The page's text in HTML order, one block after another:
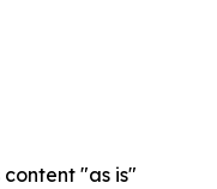
content "as is"